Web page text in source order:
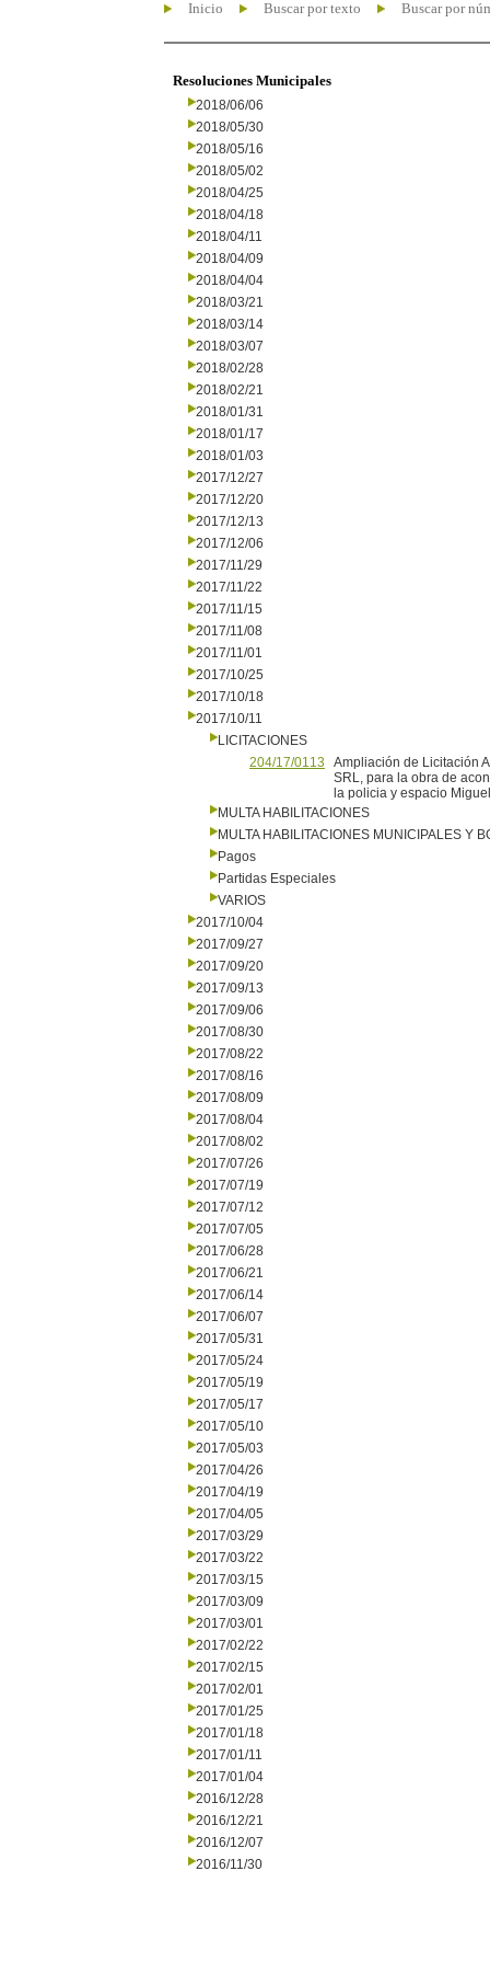
Inicio Buscar por texto Buscar por
Resoluciones Municipales
2018/06/06
2018/05/30
2018/05/16
2018/05/02
2018/04/25
2018/04/18
2018/04/11
2018/04/09
2018/04/04
2018/03/21
2018/03/14
2018/03/07
2018/02/28
2018/02/21
2018/01/31
2018/01/17
2018/01/03
2017/12/27
2017/12/20
2017/12/13
2017/12/06
2017/11/29
2017/11/22
2017/11/15
2017/11/08
2017/11/01
2017/10/25
2017/10/18
2017/10/11
LICITACIONES
204/17/0113
Ampliación de Licitación
SRL, para la obra de
la policia y espacio
MULTA HABILITACIONES
MULTA HABILITACIONES MUNICIPALES Y
Pagos
Partidas Especiales
VARIOS
2017/10/04
2017/09/27
2017/09/20
2017/09/13
2017/09/06
2017/08/30
2017/08/22
2017/08/16
2017/08/09
2017/08/04
2017/08/02
2017/07/26
2017/07/19
2017/07/12
2017/07/05
2017/06/28
2017/06/21
2017/06/14
2017/06/07
2017/05/31
2017/05/24
2017/05/19
2017/05/17
2017/05/10
2017/05/03
2017/04/26
2017/04/19
2017/04/05
2017/03/29
2017/03/22
2017/03/15
2017/03/09
2017/03/01
2017/02/22
2017/02/15
2017/02/01
2017/01/25
2017/01/18
2017/01/11
2017/01/04
2016/12/28
2016/12/21
2016/12/07
2016/11/30